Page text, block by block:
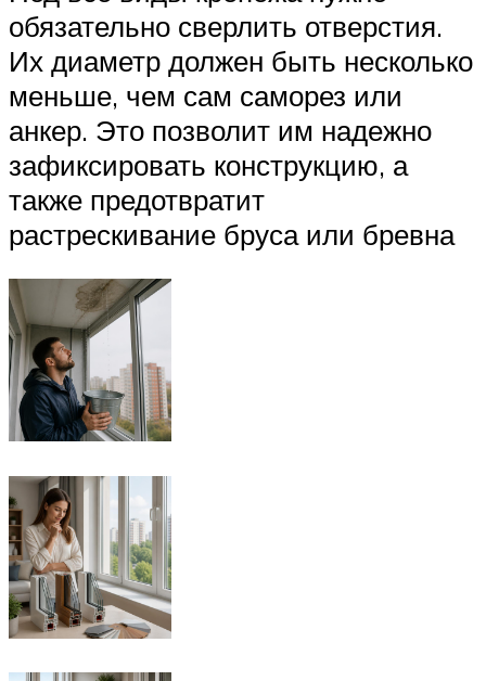
обязательно сверлить отверстия.
Их диаметр должен быть несколько
меньше, чем сам саморез или
анкер. Это позволит им надежно
зафиксировать конструкцию, а
также предотвратит
растрескивание бруса или бревна